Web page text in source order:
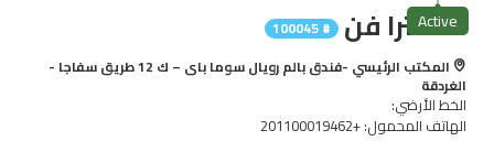
Active
اكسترا فن # 100045
المكتب الرئيسي -فندق بالم رويال سوما باى – ك 12 طريق سفاجا -
الغردقة
الخط الأرضي:
الهاتف المحمول: +201100019462